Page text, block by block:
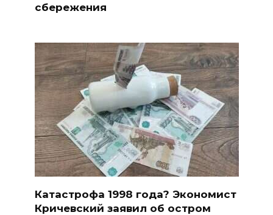
сбережения
Катастрофа 1998 года? Экономист
Кричевский заявил об остром